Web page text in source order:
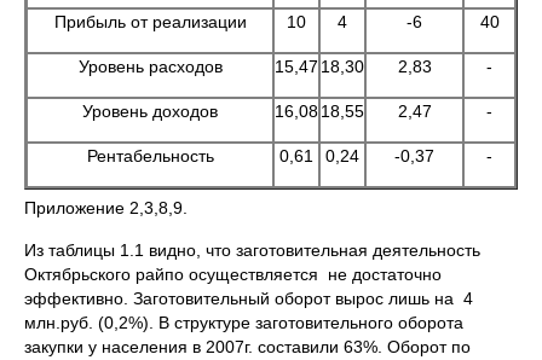
Прибыль от реализации 10 4 -6 40
Уровень расходов 15,47 18,30 2,83 -
Уровень доходов 16,0818,55 2,47 -
Рентабельность 0,61 0,24 -0,37 -
Приложение 2,3,8,9.
Из таблицы 1.1 видно, что заготовительная деятельность
Октябрьского райпо осуществляется не достаточно
эффективно. Заготовительный оборот вырос лишь на 4
млн.руб. (0,2%). В структуре заготовительного оборота
закупки у населения в 2007г. составили 63%. Оборот по